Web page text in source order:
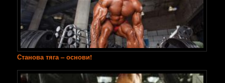
Станова тяга – основи!